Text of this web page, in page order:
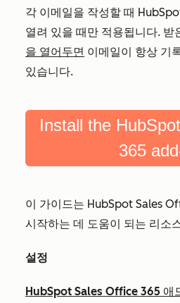
각 이메일을 작성할 때
열려 있을 때만 적용됩니다. 받
을 열어두면 이메일이 항상 기
있습니다.
Install the
365
이 가이드는 HubSpot Sales
시작하는 데 도움이 되는 리소
설정
HubSpot Sales Office 365 애